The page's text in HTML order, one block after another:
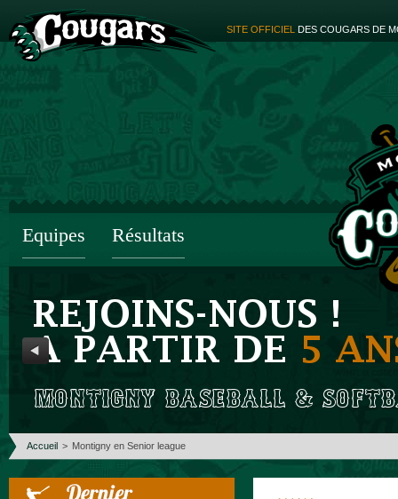
SITE OFFICIEL DES COUGARS DE
Equipes Résultats
Accueil > Montigny en Senior league